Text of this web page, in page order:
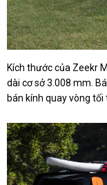
Kích thước của Zeekr
dài cơ sở 3.008 mm.
bán kính quay vòng tối